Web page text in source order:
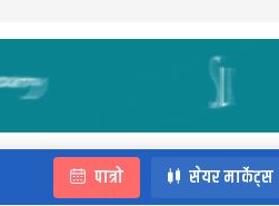
पात्रो सेयर मार्केट्स